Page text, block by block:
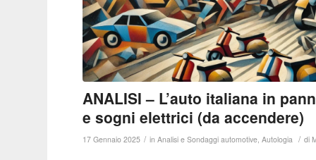
ANALISI – L’auto italiana in
e sogni elettrici (da accendere)
17 Gennaio 2025 / inAnalisi e Sondaggi automotive,Autologia / di